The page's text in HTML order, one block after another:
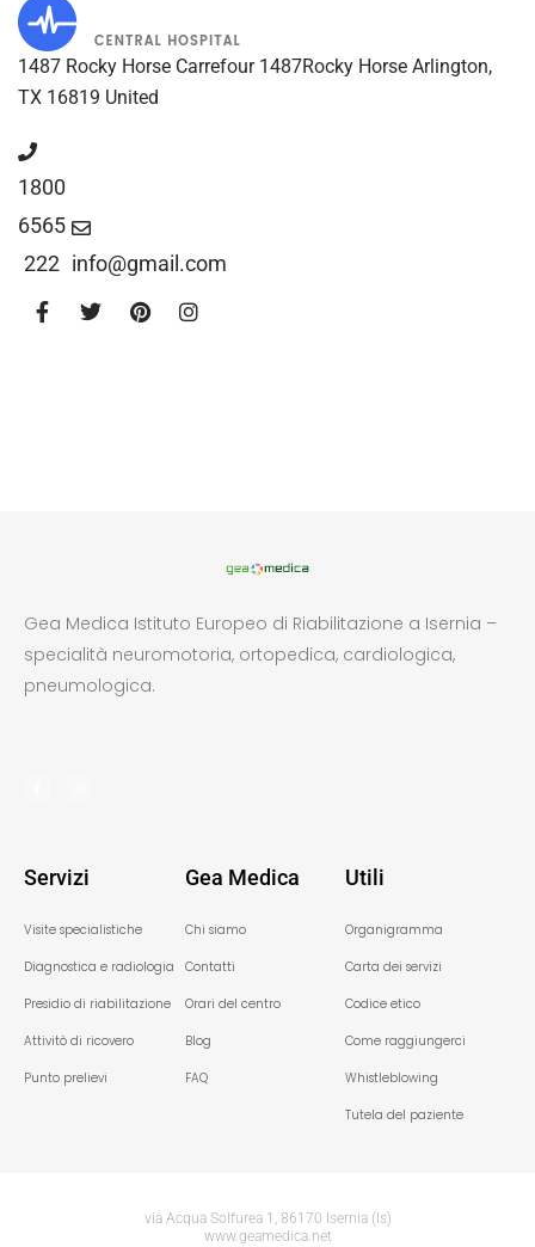
1487 Rocky Horse Carrefour 1487Rocky Horse Arlington,
TX 16819 United
1800
6565
222 info@gmail.com
Gea Medica Istituto Europeo di Riabilitazione a Isernia –
specialità neuromotoria, ortopedica, cardiologica,
pneumologica.
Servizi
Visite specialistiche
Diagnostica e radiologia
Presidio di riabilitazione
Attivitò di ricovero
Punto prelievi
Gea Medica
Chi siamo
Contatti
Orari del centro
Blog
FAQ
Utili
Organigramma
Carta dei servizi
Codice etico
Come raggiungerci
Whistleblowing
Tutela del paziente
via Acqua Solfurea 1, 86170 Isernia (Is)
www.geamedica.net